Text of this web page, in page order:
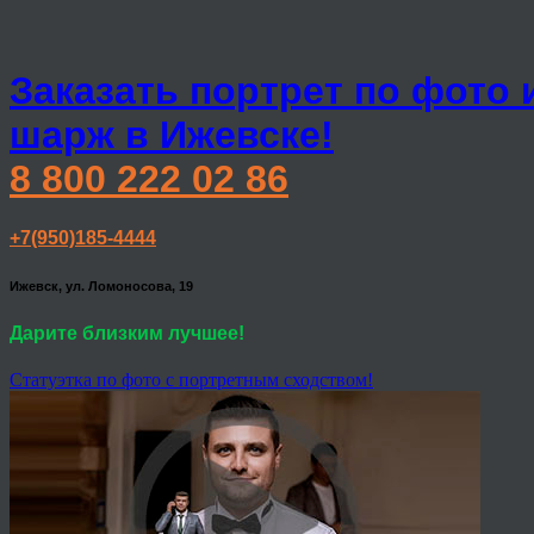
Заказать портрет по фото
шарж в Ижевске!
8 800 222 02 86
+7(950)185-4444
Ижевск, ул. Ломоносова, 19
Дарите близким лучшее!
Статуэтка по фото с портретным сходством!